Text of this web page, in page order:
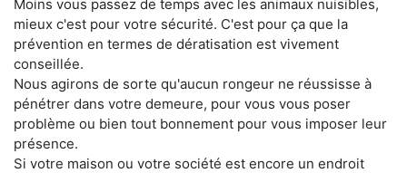
Moins vous passez de temps avec les animaux nuisibles,
mieux c'est pour votre sécurité. C'est pour ça que la
prévention en termes de dératisation est vivement
conseillée.
Nous agirons de sorte qu'aucun rongeur ne réussisse à
pénétrer dans votre demeure, pour vous vous poser
problème ou bien tout bonnement pour vous imposer leur
présence.
Si votre maison ou votre société est encore un endroit